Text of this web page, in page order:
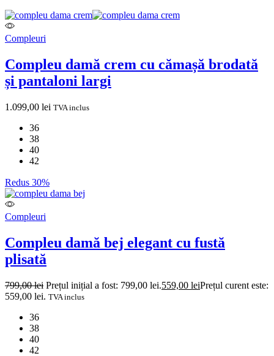
Compleuri
Compleu damă crem cu cămașă brodată
și pantaloni largi
1.099,00 lei TVA inclus
36
38
40
42
Redus 30%
Compleuri
Compleu damă bej elegant cu fustă
plisată
799,00lei Prețul inițial a fost: 799,00 lei.559,00 leiPrețul curent este:
559,00 lei. TVA inclus
36
38
40
42